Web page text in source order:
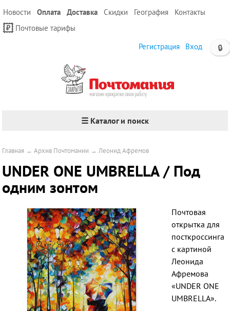
Новости Оплата Доставка Скидки География
Контакты
Почтовые тарифы
🔒
Регистрация Вход
☰ Каталог и поиск
Главная →Архив Почтомании →Леонид Афремов
UNDER ONE UMBRELLA / Под
одним зонтом
Почтовая
открытка для
посткроссинга
с картиной
Леонида
Афремова
«UNDER ONE
UMBRELLA».